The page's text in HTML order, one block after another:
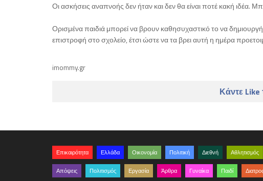
Οι ασκήσεις αναπνοής δεν ήταν και δεν θα είναι ποτέ κακή
Ορισμένα παιδιά μπορεί να βρουν καθησυχαστικό το να
επιστροφή στο σχολείο, έτσι ώστε να τα βρει αυτή η ημέρα
imommy.gr
Κάντε
Επικαιρότητα Ελλάδα Οικονομία Πολιτική Διεθνή Αθλητισμός
Απόψεις Πολιτισμός Εργασία Άρθρα Γυναίκα Παιδί